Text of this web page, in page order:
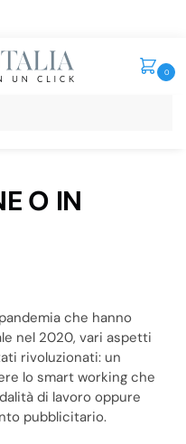
0
O IN
che hanno
nel 2020, vari aspetti
rivoluzionati: un
lo smart working che
di lavoro oppure
pubblicitario.